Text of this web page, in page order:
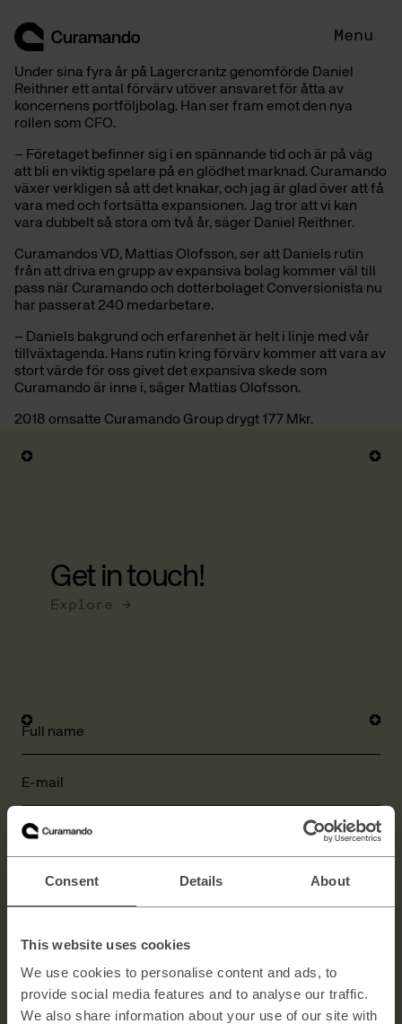
Consent Details About
This website uses cookies
We use cookies to personalise content and ads, to
provide social media features and to analyse our traffic.
We also share information about your use of our site with
content
Menu
Under sina fyra år på Lagercrantz genomförde Daniel
Reithner ett antal förvärv utöver ansvaret för åtta av
koncernens portföljbolag. Han ser fram emot den nya
rollen som CFO.
– Företaget befinner sig i en spännande tid och är på väg
att bli en viktig spelare på en glödhet marknad. Curamando
växer verkligen så att det knakar, och jag är glad över att få
vara med och fortsätta expansionen. Jag tror att vi kan
vara dubbelt så stora om två år, säger Daniel Reithner.
Curamandos VD, Mattias Olofsson, ser att Daniels rutin
från att driva en grupp av expansiva bolag kommer väl till
pass när Curamando och dotterbolaget Conversionista nu
har passerat 240 medarbetare.
– Daniels bakgrund och erfarenhet är helt i linje med vår
tillväxtagenda. Hans rutin kring förvärv kommer att vara av
stort värde för oss givet det expansiva skede som
Curamando är inne i, säger Mattias Olofsson.
2018 omsatte Curamando Group drygt 177 Mkr.
Get in touch!
Explore →
Full name
E-mail
Message
SUBMIT→